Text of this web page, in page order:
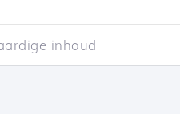
inhoud